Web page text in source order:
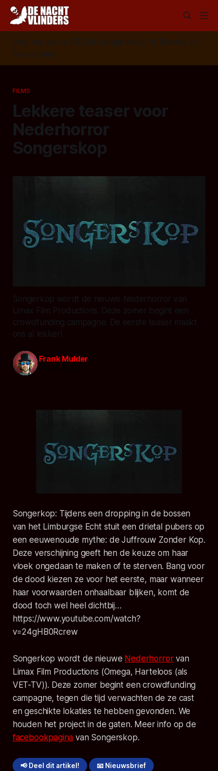
Volg ons op: 📣 RSS 📰 Google News 🦋 Bluesky
✉️
Nieuwsbrief
FILMS
Lekkere teaser voor
Nederhorror
Songerskop
Songerkop wordt de nieuwe Nederhorror van
Limax Film Productions. Deze zomer begint een
crowdfunding campagne. De eerste teaser maakt
ons al lekker!
Frank Mulder
Songerkop: Tijdens een dropping in de bossen
van het Limburgse Echt stuit een drietal pubers op
een eeuwenoude mythe: de Juffrouw Zonder Kop.
Deze verschijning geeft hen de keuze om haar
vloek ongedaan te maken of te sterven. Bang voor
de dood kiezen ze voor het eerste, maar wanneer
haar voorwaarden onhaalbaar blijken, komt de
dood toch wel heel dichtbij…
https://www.youtube.com/watch?
v=24gHB0Rcrew
Songerkop wordt de nieuwe Nederhorrorvan
Limax Film Productions (Omega, Harteloos (als
VET-TV)). Deze zomer begint een crowdfunding
campagne, tegen die tijd verwachten de ze cast
en geschikte lokaties te hebben gevonden. We
houden het project in de gaten. Meer info op de
facebookpagina van Songerskop.
📢 Deel dit artikel! 📧 Nieuwsbrief